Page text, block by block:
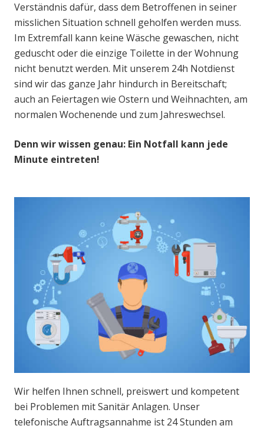
Verständnis dafür, dass dem Betroffenen in seiner
misslichen Situation schnell geholfen werden muss.
Im Extremfall kann keine Wäsche gewaschen, nicht
geduscht oder die einzige Toilette in der Wohnung
nicht benutzt werden. Mit unserem 24h Notdienst
sind wir das ganze Jahr hindurch in Bereitschaft;
auch an Feiertagen wie Ostern und Weihnachten, am
normalen Wochenende und zum Jahreswechsel.
Denn wir wissen genau: Ein Notfall kann jede
Minute eintreten!
Wir helfen Ihnen schnell, preiswert und kompetent
bei Problemen mit Sanitär Anlagen. Unser
telefonische Auftragsannahme ist 24 Stunden am